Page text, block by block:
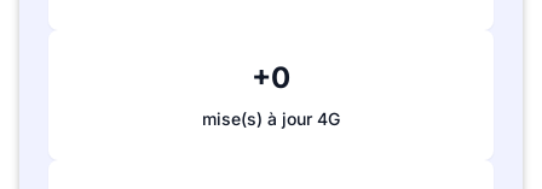
+0
mise(s) à jour 4G